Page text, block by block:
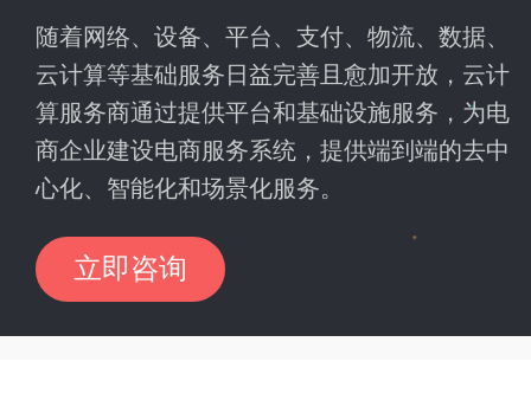
随着网络、设备、平台、支付、物流、数据、
云计算等基础服务日益完善且愈加开放，云计
算服务商通过提供平台和基础设施服务，为电
商企业建设电商服务系统，提供端到端的去中
心化、智能化和场景化服务。
立即咨询